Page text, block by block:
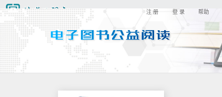
帮助
登 录
注 册